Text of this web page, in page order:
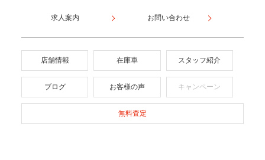
求人案内 お問い合わせ
店舗情報 在庫車 スタッフ紹介
ブログ お客様の声 キャンペーン
無料査定